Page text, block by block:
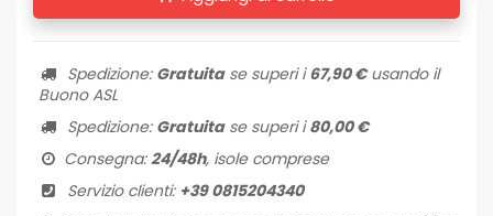
Spedizione: Gratuitase superi i67,90 €usando il
Buono ASL
Spedizione: Gratuitase superi i80,00 €
Consegna:24/48h, isole comprese
Servizio clienti: +39 0815204340